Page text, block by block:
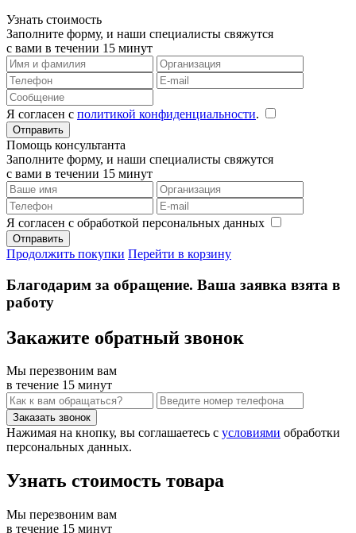
Узнать стоимость
Заполните форму, и наши специалисты свяжутся
с вами в течении 15 минут
Я согласен с политикой конфиденциальности.
Помощь консультанта
Заполните форму, и наши специалисты свяжутся
с вами в течении 15 минут
Я согласен с обработкой персональных данных
Продолжить покупки Перейти в корзину
Благодарим за обращение. Ваша заявка взята в
работу
Закажите обратный звонок
Мы перезвоним вам
в течение 15 минут
Нажимая на кнопку, вы соглашаетесь с условиями обработки
персональных данных.
Узнать стоимость товара
Мы перезвоним вам
в течение 15 минут